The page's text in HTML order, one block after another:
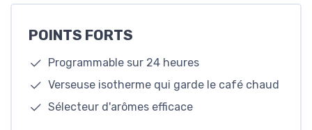
POINTS FORTS
Programmable sur 24 heures
Verseuse isotherme qui garde le café chaud
Sélecteur d'arômes efficace